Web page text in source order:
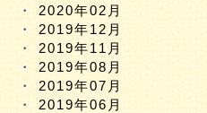
2020年02月
2019年12月
2019年11月
2019年08月
2019年07月
2019年06月